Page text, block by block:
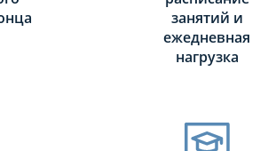
занятий и
ежедневная
нагрузка